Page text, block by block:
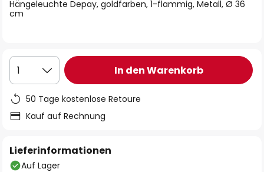
Hängeleuchte Depay, goldfarben, 1-flammig, Metall, Ø 36
cm
1 In den Warenkorb
50 Tage kostenlose Retoure
Kauf auf Rechnung
Lieferinformationen
Auf Lager